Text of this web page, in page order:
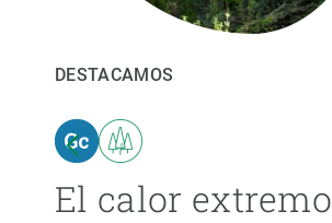
DESTACAMOS
El calor extremo